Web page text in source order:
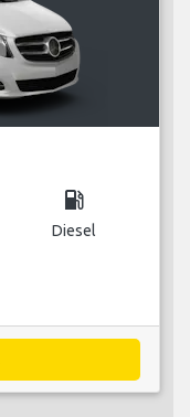
local_gas_station
Diesel